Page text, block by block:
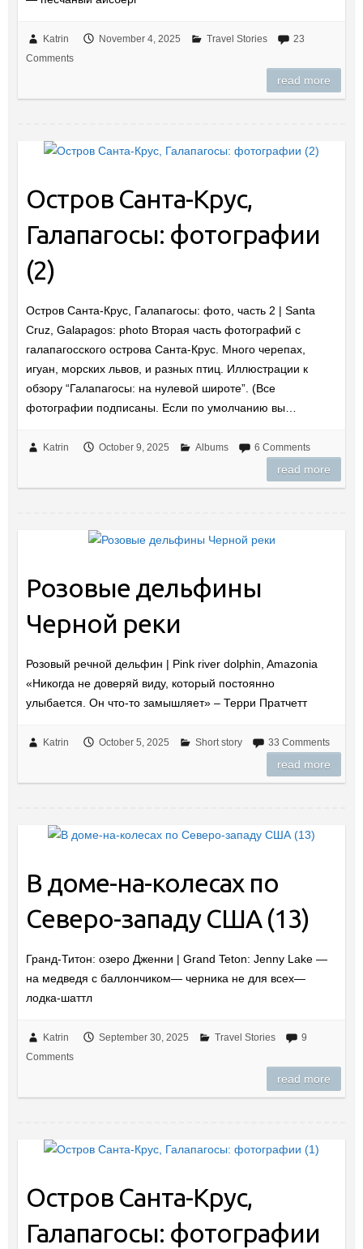
Katrin November 4, 2025 Travel Stories
23
Comments
read more
Остров Санта-Крус,
Галапагосы: фотографии
(2)
Остров Санта-Крус, Галапагосы: фото, часть 2 | Santa
Cruz, Galapagos: photo Вторая часть фотографий с
галапагосского острова Санта-Крус. Много черепах,
игуан, морских львов, и разных птиц. Иллюстрации к
обзору “Галапагосы: на нулевой широте”. (Все
фотографии подписаны. Если по умолчанию вы…
Katrin October 9, 2025 Albums 6 Comments
read more
Розовые дельфины
Черной реки
Розовый речной дельфин | Pink river dolphin, Amazonia
«Никогда не доверяй виду, который постоянно
улыбается. Он что-то замышляет» – Терри Пратчетт
Katrin October 5, 2025 Short story 33 Comments
read more
В доме-на-колесах по
Северо-западу США (13)
Гранд-Титон: озеро Дженни | Grand Teton: Jenny Lake —
на медведя с баллончиком— черника не для всех—
лодка-шаттл
Katrin September 30, 2025 Travel Stories
9
Comments
read more
Остров Санта-Крус,
Галапагосы: фотографии